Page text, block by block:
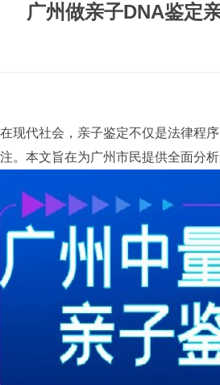
广州做亲子DNA鉴定
代社会，亲子鉴定不仅是法律程序
。本文旨在为广州市民提供全面分